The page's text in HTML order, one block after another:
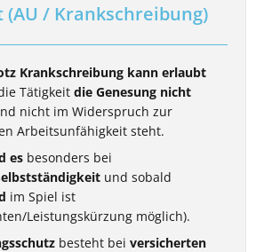
(AU / Krankschreibung)
Krankschreibung kann erlaubt
Tätigkeit die Genesung nicht
nicht im Widerspruch zur
Arbeitsunfähigkeit steht.
es besonders bei
und sobald
im Spiel ist
Leistungskürzung möglich).
besteht bei versicherten